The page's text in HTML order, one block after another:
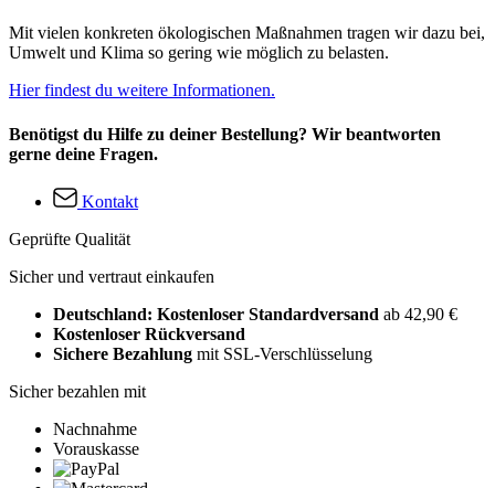
Mit vielen konkreten ökologischen Maßnahmen tragen wir dazu bei,
Umwelt und Klima so gering wie möglich zu belasten.
Hier findest du weitere Informationen.
Benötigst du Hilfe zu deiner Bestellung? Wir beantworten
gerne deine Fragen.
Kontakt
Geprüfte Qualität
Sicher und vertraut einkaufen
Deutschland: Kostenloser Standardversand ab 42,90 €
Kostenloser Rückversand
Sichere Bezahlung mit SSL-Verschlüsselung
Sicher bezahlen mit
Nachnahme
Vorauskasse